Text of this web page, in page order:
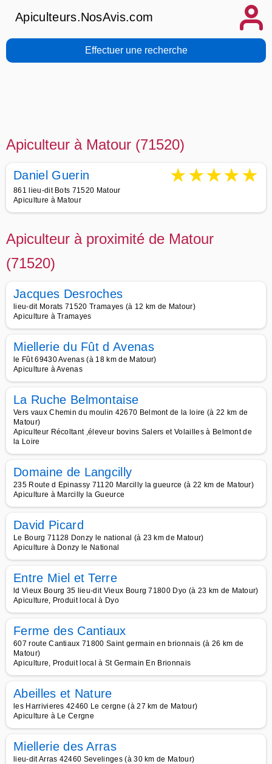
Apiculteurs.NosAvis.com
Effectuer une recherche
Apiculteur à Matour (71520)
Daniel Guerin ★★★★★
861 lieu-dit Bots 71520 Matour
Apiculture à Matour
Apiculteur à proximité de Matour
(71520)
Jacques Desroches
lieu-dit Morats 71520 Tramayes (à 12 km de Matour)
Apiculture à Tramayes
Miellerie du Fût d Avenas
le Fût 69430 Avenas (à 18 km de Matour)
Apiculture à Avenas
La Ruche Belmontaise
Vers vaux Chemin du moulin 42670 Belmont de la loire (à 22 km de
Matour)
Apiculteur Récoltant ,éleveur bovins Salers et Volailles à Belmont de
la Loire
Domaine de Langcilly
235 Route d Epinassy 71120 Marcilly la gueurce (à 22 km de Matour)
Apiculture à Marcilly la Gueurce
David Picard
Le Bourg 71128 Donzy le national (à 23 km de Matour)
Apiculture à Donzy le National
Entre Miel et Terre
ld Vieux Bourg 35 lieu-dit Vieux Bourg 71800 Dyo (à 23 km de Matour)
Apiculture, Produit local à Dyo
Ferme des Cantiaux
607 route Cantiaux 71800 Saint germain en brionnais (à 26 km de
Matour)
Apiculture, Produit local à St Germain En Brionnais
Abeilles et Nature
les Harrivieres 42460 Le cergne (à 27 km de Matour)
Apiculture à Le Cergne
Miellerie des Arras
lieu-dit Arras 42460 Sevelinges (à 30 km de Matour)